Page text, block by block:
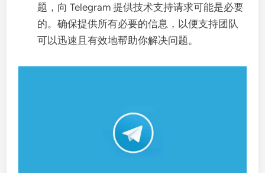
题，向 Telegram 提供技术支持请求可能是必要
的。确保提供所有必要的信息，以便支持团队
可以迅速且有效地帮助你解决问题。